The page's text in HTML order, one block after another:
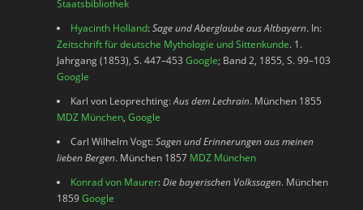
Staatsbibliothek
Hyacinth Holland:Sage und Aberglaube aus Altbayern. In:
Zeitschrift für deutsche Mythologie und Sittenkunde. 1.
Jahrgang (1853), S. 447–453Google; Band 2, 1855, S. 99–103
Google
Karl von Leoprechting:Aus dem Lechrain. München 1855
MDZ München,Google
Carl Wilhelm Vogt:Sagen und Erinnerungen aus meinen
lieben Bergen. München 1857 MDZ München
Konrad von Maurer:Die bayerischen Volkssagen. München
1859Google